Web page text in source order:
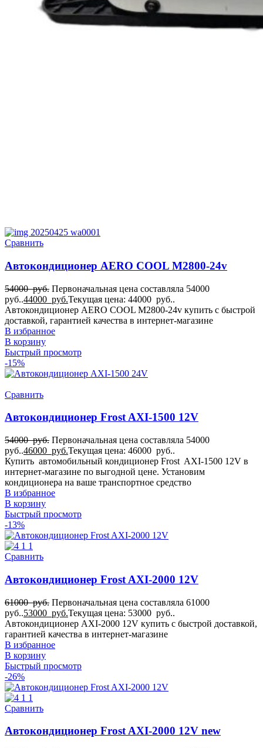
Сравнить
Автокондиционер AERO COOL M2800-24v
54000руб. Первоначальная цена составляла 54000
руб..44000 руб.Текущая цена: 44000 руб..
Автокондиционер AERO COOL M2800-24v купить с быстрой
доставкой, гарантией качества в интернет-магазине
В избранное
В корзину
Быстрый просмотр
-15%
Сравнить
Автокондиционер Frost AXI-1500 12V
54000руб. Первоначальная цена составляла 54000
руб..46000 руб.Текущая цена: 46000 руб..
Купить автомобильный кондиционер Frost AXI-1500 12V в
интернет-магазине по выгодной цене. Установим
кондиционера на ваше транспортное средство
В избранное
В корзину
Быстрый просмотр
-13%
Сравнить
Автокондиционер Frost AXI-2000 12V
61000руб. Первоначальная цена составляла 61000
руб..53000 руб.Текущая цена: 53000 руб..
Автокондиционер AXI-2000 12V купить с быстрой доставкой,
гарантией качества в интернет-магазине
В избранное
В корзину
Быстрый просмотр
-26%
Сравнить
Автокондиционер Frost AXI-2000 12V new